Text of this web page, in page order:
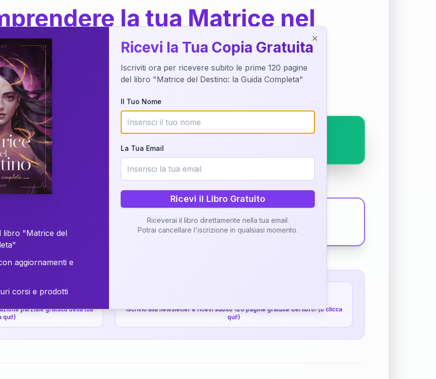
la tua Matrice nel
dettaglio?
della tua Matrice del Destino attraverso una nostra interpretazione
o studiando attraverso il manuale completo.
Richiedi Interpretazione
✨ Interpretazione personalizzata
Scopri il Libro
gratuita
parziale gratuita della tua
qui!)
Iscriviti alla newsletter e ricevi subito 120 pagine gratuite del libro! (o clicca
qui!)
del Libro
libro "Matrice del
aggiornamenti e
corsi e prodotti
Ricevi la Tua Copia Gratuita
Iscriviti ora per ricevere subito le prime 120 pagine
del libro "Matrice del Destino: la Guida Completa"
Il Tuo Nome
La Tua Email
Ricevi il Libro Gratuito
Riceverai il libro direttamente nella tua email.
Potrai cancellare l'iscrizione in qualsiasi momento.